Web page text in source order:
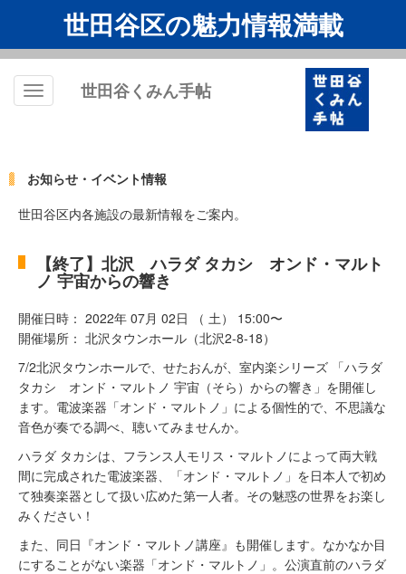
世田谷区の魅力情報満載
Toggle
世田谷くみん手帖
お知らせ・イベント情報
世田谷区内各施設の最新情報をご案内。
【終了】北沢 ハラダ タカシ オンド・マルト
ノ 宇宙からの響き
開催日時： 2022年 07月 02日 （ 土） 15:00〜
開催場所： 北沢タウンホール（北沢2-8-18）
7/2北沢タウンホールで、せたおんが、室内楽シリーズ 「ハラダ
タカシ オンド・マルトノ 宇宙（そら）からの響き」を開催し
ます。電波楽器「オンド・マルトノ」による個性的で、不思議な
音色が奏でる調べ、聴いてみませんか。
ハラダ タカシは、フランス人モリス・マルトノによって両大戦
間に完成された電波楽器、「オンド・マルトノ」を日本人で初め
て独奏楽器として扱い広めた第一人者。その魅惑の世界をお楽し
みください！
また、同日『オンド・マルトノ講座』も開催します。なかなか目
にすることがない楽器「オンド・マルトノ」。公演直前のハラダ